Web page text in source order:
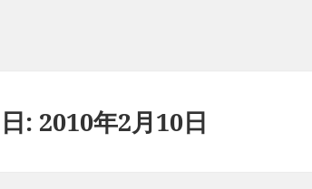
日: 2010年2月10日